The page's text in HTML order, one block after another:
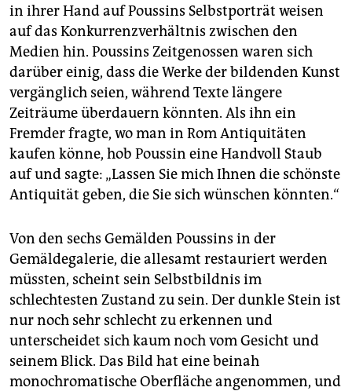
in ihrer Hand auf Poussins Selbstporträt weisen
auf das Konkurrenzverhältnis zwischen den
Medien hin. Poussins Zeitgenossen waren sich
darüber einig, dass die Werke der bildenden Kunst
vergänglich seien, während Texte längere
Zeiträume überdauern könnten. Als ihn ein
Fremder fragte, wo man in Rom Antiquitäten
kaufen könne, hob Poussin eine Handvoll Staub
auf und sagte: „Lassen Sie mich Ihnen die schönste
Antiquität geben, die Sie sich wünschen könnten.“
Von den sechs Gemälden Poussins in der
Gemäldegalerie, die allesamt restauriert werden
müssten, scheint sein Selbstbildnis im
schlechtesten Zustand zu sein. Der dunkle Stein ist
nur noch sehr schlecht zu erkennen und
unterscheidet sich kaum noch vom Gesicht und
seinem Blick. Das Bild hat eine beinah
monochromatische Oberfläche angenommen, und